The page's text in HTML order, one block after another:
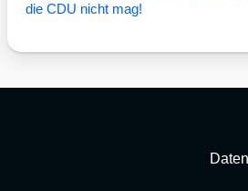
die CDU nicht mag!